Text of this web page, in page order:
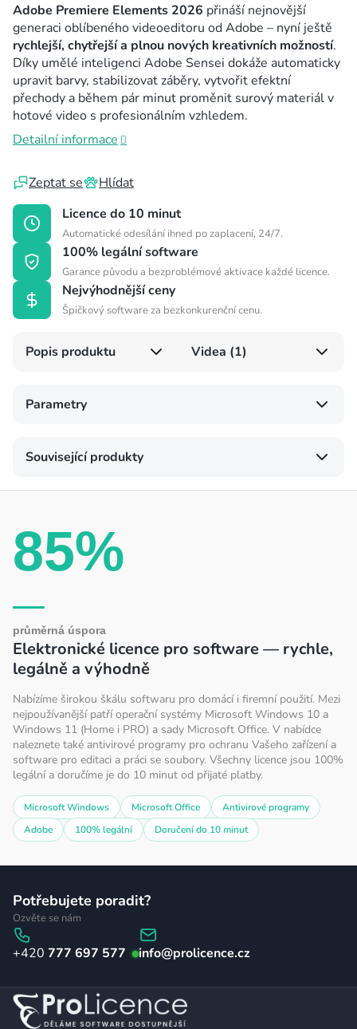
Adobe Premiere Elements 2026 přináší nejnovější
generaci oblíbeného videoeditoru od Adobe – nyní ještě
rychlejší, chytřejší a plnou nových kreativních možností.
Díky umělé inteligenci Adobe Sensei dokáže automaticky
upravit barvy, stabilizovat záběry, vytvořit efektní
přechody a během pár minut proměnit surový materiál v
hotové video s profesionálním vzhledem.
Detailní informace
Zeptat se Hlídat
Licence do 10 minut
Automatické odesílání ihned po zaplacení, 24/7.
100% legální software
Garance původu a bezproblémové aktivace každé licence.
Nejvýhodnější ceny
Špičkový software za bezkonkurenční cenu.
Popis produktu Videa (1)
Parametry
Související produkty
85%
průměrná úspora
Elektronické licence pro software — rychle,
legálně a výhodně
Nabízíme širokou škálu softwaru pro domácí i firemní použití. Mezi
nejpoužívanější patří operační systémy Microsoft Windows 10 a
Windows 11 (Home i PRO) a sady Microsoft Office. V nabídce
naleznete také antivirové programy pro ochranu Vašeho zařízení a
software pro editaci a práci se soubory. Všechny licence jsou 100%
legální a doručíme je do 10 minut od přijaté platby.
Microsoft Windows Microsoft Office
Antivirové programy
Adobe
100% legální Doručení do 10 minut
t
Potřebujete poradit?
Ozvěte se nám
777 697 577 info@prolicence.cz